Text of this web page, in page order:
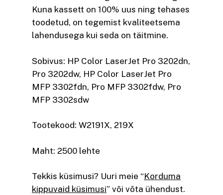
Kuna kassett on 100% uus ning tehases
toodetud, on tegemist kvaliteetsema
lahendusega kui seda on täitmine.
Sobivus: HP Color LaserJet Pro 3202dn,
Pro 3202dw, HP Color LaserJet Pro
MFP 3302fdn, Pro MFP 3302fdw, Pro
MFP 3302sdw
Tootekood: W2191X, 219X
Maht: 2500 lehte
Tekkis küsimusi? Uuri meie “Korduma
kippuvaid küsimusi” või võta ühendust.